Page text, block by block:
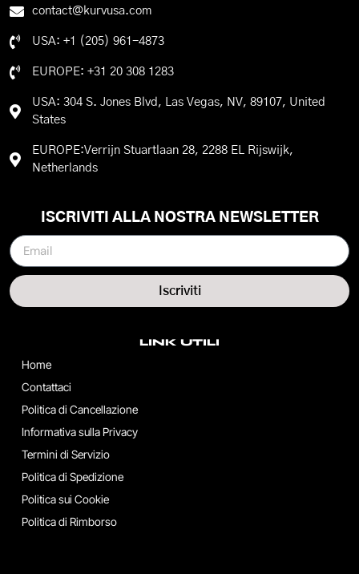
contact@kurvusa.com
USA: +1 (205) 961-4873
EUROPE: +31 20 308 1283
USA: 304 S. Jones Blvd, Las Vegas, NV, 89107, United
States
EUROPE:Verrijn Stuartlaan 28, 2288 EL Rijswijk,
Netherlands
LINK UTILI
Home
Contattaci
Politica di Cancellazione
Informativa sulla Privacy
Termini di Servizio
Politica di Spedizione
Politica sui Cookie
Politica di Rimborso
ISCRIVITI ALLA NOSTRA NEWSLETTER
Iscriviti